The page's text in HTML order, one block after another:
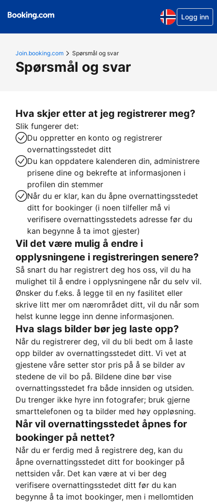
Logg inn
Join.booking.com Spørsmål og svar
Spørsmål og svar
Hva skjer etter at jeg registrerer meg?
Slik fungerer det:
Du oppretter en konto og registrerer
overnattingsstedet ditt
Du kan oppdatere kalenderen din, administrere
prisene dine og bekrefte at informasjonen i
profilen din stemmer
Når du er klar, kan du åpne overnattingsstedet
ditt for bookinger (i noen tilfeller må vi
verifisere overnattingsstedets adresse før du
kan begynne å ta imot gjester)
Vil det være mulig å endre i
opplysningene i registreringen senere?
Så snart du har registrert deg hos oss, vil du ha
mulighet til å endre i opplysningene når du selv vil.
Ønsker du f.eks. å legge til en ny fasilitet eller
skrive litt mer om nærområdet ditt, vil du når som
helst kunne legge inn denne informasjonen.
Hva slags bilder bør jeg laste opp?
Når du registrerer deg, vil du bli bedt om å laste
opp bilder av overnattingsstedet ditt. Vi vet at
gjestene våre setter stor pris på å se bilder av
stedene de vil bo på. Bildene dine bør vise
overnattingsstedet fra både innsiden og utsiden.
Du trenger ikke hyre inn fotografer; bruk gjerne
smarttelefonen og ta bilder med høy oppløsning.
Når vil overnattingsstedet åpnes for
bookinger på nettet?
Når du er ferdig med å registrere deg, kan du
åpne overnattingsstedet ditt for bookinger på
nettsiden vår. Det kan være at vi ber deg
verifisere overnattingsstedet ditt før du kan
begynne å ta imot bookinger, men i mellomtiden